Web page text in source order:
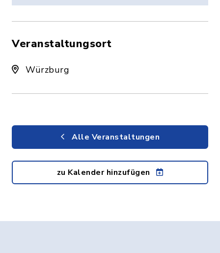
Veranstaltungsort
Würzburg
Alle Veranstaltungen
zu Kalender hinzufügen